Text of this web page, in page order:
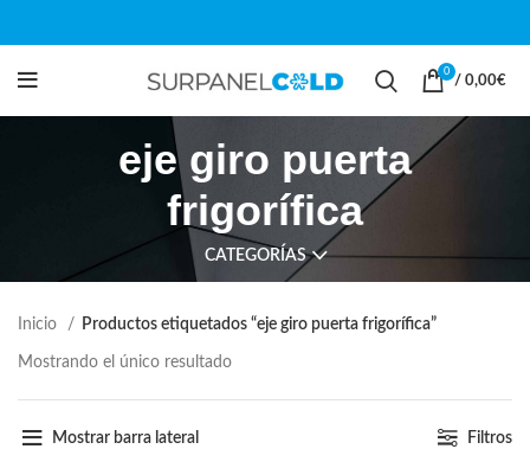
0
/ 0,00€
eje giro puerta
frigorífica
CATEGORÍAS
Inicio Productos etiquetados “eje giro puerta frigorífica”
Mostrando el único resultado
Mostrar barra lateral Filtros